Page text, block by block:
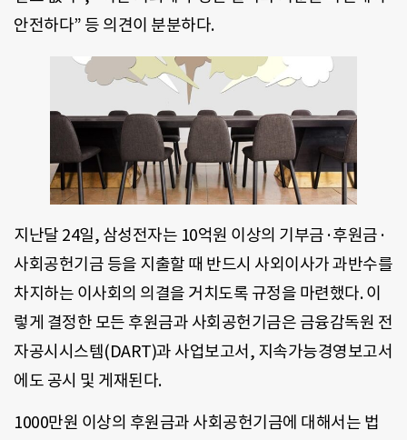
안전하다” 등 의견이 분분하다.
지난달 24일, 삼성전자는 10억원 이상의 기부금·후원금·
사회공헌기금 등을 지출할 때 반드시 사외이사가 과반수를
차지하는 이사회의 의결을 거치도록 규정을 마련했다. 이
렇게 결정한 모든 후원금과 사회공헌기금은 금융감독원 전
자공시시스템(DART)과 사업보고서, 지속가능경영보고서
에도 공시 및 게재된다.
1000만원 이상의 후원금과 사회공헌기금에 대해서는 법